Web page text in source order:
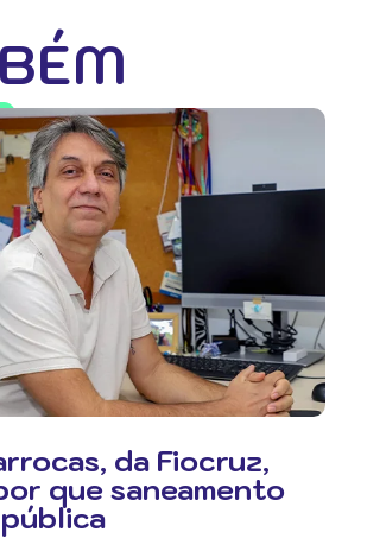
da Fiocruz,
que saneamento